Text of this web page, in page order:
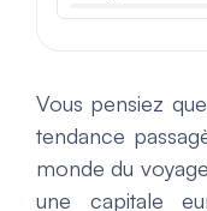
Vous pensiez
tendance
monde du
une capitale